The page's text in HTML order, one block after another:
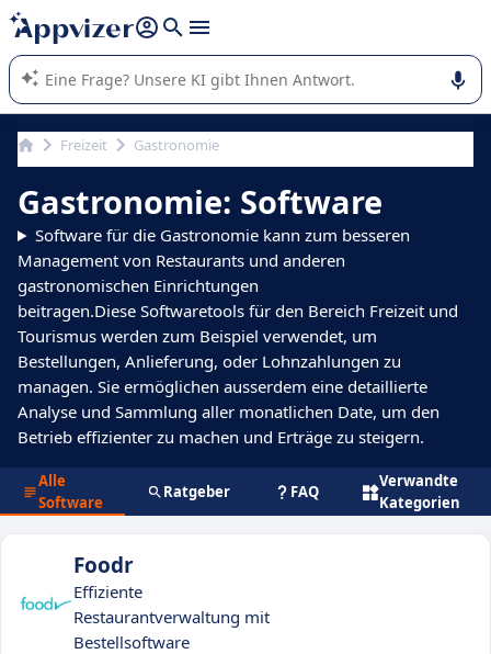
beantworten (mehrere Zeilen mit
Die KI von Appvizer führt Sie bei der Nutzung oder Auswahl
von SaaS-Software in Unternehmen.
Freizeit Gastronomie
Gastronomie: Software
Software für die Gastronomie kann zum besseren
Management von Restaurants und anderen
gastronomischen Einrichtungen
beitragen.Diese Softwaretools für den Bereich Freizeit und
Tourismus werden zum Beispiel verwendet, um
Bestellungen, Anlieferung, oder Lohnzahlungen zu
managen. Sie ermöglichen ausserdem eine detaillierte
Analyse und Sammlung aller monatlichen Date, um den
Betrieb effizienter zu machen und Erträge zu steigern.
Alle
Software
Ratgeber FAQ
Verwandte
Kategorien
Foodr
Effiziente
Restaurantverwaltung mit
Bestellsoftware